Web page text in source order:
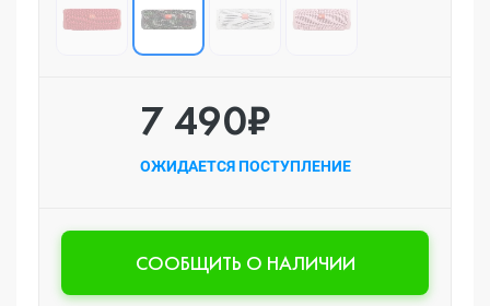
7 490₽
ОЖИДАЕТСЯ ПОСТУПЛЕНИЕ
CООБЩИТЬ О НАЛИЧИИ